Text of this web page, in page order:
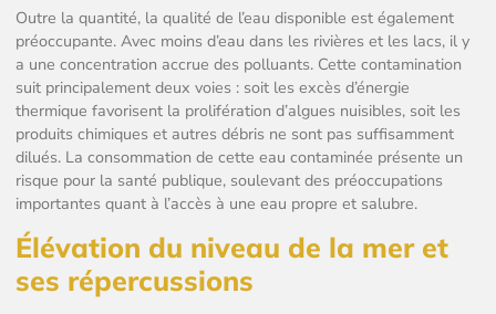
Outre la quantité, la qualité de l’eau disponible est également
préoccupante. Avec moins d’eau dans les rivières et les lacs, il y
a une concentration accrue des polluants. Cette contamination
suit principalement deux voies : soit les excès d’énergie
thermique favorisent la prolifération d’algues nuisibles, soit les
produits chimiques et autres débris ne sont pas suffisamment
dilués. La consommation de cette eau contaminée présente un
risque pour la santé publique, soulevant des préoccupations
importantes quant à l’accès à une eau propre et salubre.
Élévation du niveau de la mer et
ses répercussions